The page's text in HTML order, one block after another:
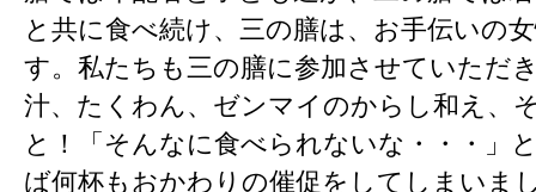
と共に食べ続け、三の膳は、お手伝いの
す。私たちも三の膳に参加させていただ
汁、たくわん、ゼンマイのからし和え、
と！「そんなに食べられないな・・・」
ば何杯もおかわりの催促をしてしまいま